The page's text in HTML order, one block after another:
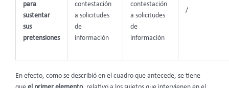
para
sustentar
sus
pretensiones
contestación
a solicitudes
de
información
contestación
a solicitudes
de
información
/
En efecto, como se describió en el cuadro que antecede, se tiene